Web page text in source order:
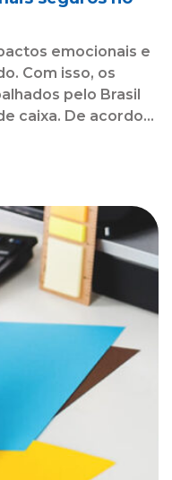
emocionais e
Com isso, os
pelo Brasil
caixa. De acordo...